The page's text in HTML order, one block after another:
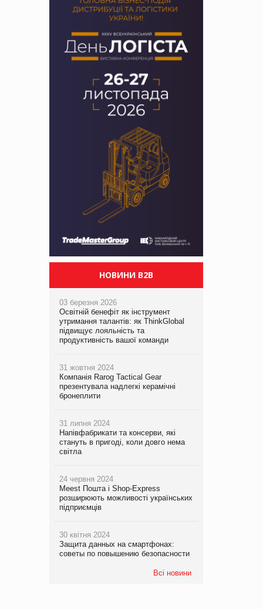
НОВИНИ B2B
03 березня 2026
Освітній бенефіт як інструмент
утримання талантів: як ThinkGlobal
підвищує лояльність та
продуктивність вашої команди
31 жовтня 2024
Компанія Rarog Tactical Gear
презентувала надлегкі керамічні
бронеплити
31 липня 2024
Напівфабрикати та консерви, які
стануть в пригоді, коли довго нема
світла
24 червня 2024
Meest Пошта і Shop-Express
розширюють можливості українських
підприємців
30 квітня 2024
Защита данных на смартфонах:
советы по повышению безопасности
Всі новини